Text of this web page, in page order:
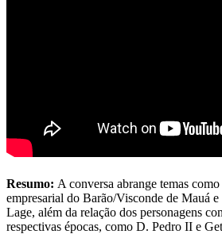
Resumo: A conversa abrange temas
empresarial do Barão/Visconde de Mauá
Lage, além da relação dos personagens
respectivas épocas, como D. Pedro II e